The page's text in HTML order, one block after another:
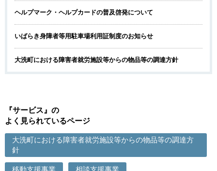
ヘルプマーク・ヘルプカードの普及啓発について
いばらき身障者等用駐車場利用証制度のお知らせ
大洗町における障害者就労施設等からの物品等の調達方針
『サービス』の
よく見られているページ
大洗町における障害者就労施設等からの物品等の調達方
針
移動支援事業 相談支援事業